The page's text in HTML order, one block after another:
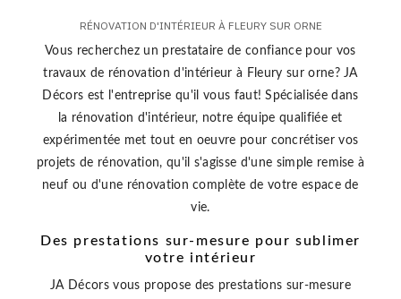
RÉNOVATION D'INTÉRIEUR À FLEURY SUR ORNE
Vous recherchez un prestataire de confiance pour vos
travaux de rénovation d'intérieur à Fleury sur orne? JA
Décors est l'entreprise qu'il vous faut! Spécialisée dans
la rénovation d'intérieur, notre équipe qualifiée et
expérimentée met tout en oeuvre pour concrétiser vos
projets de rénovation, qu'il s'agisse d'une simple remise à
neuf ou d'une rénovation complète de votre espace de
vie.
Des prestations sur-mesure pour sublimer
votre intérieur
JA Décors vous propose des prestations sur-mesure